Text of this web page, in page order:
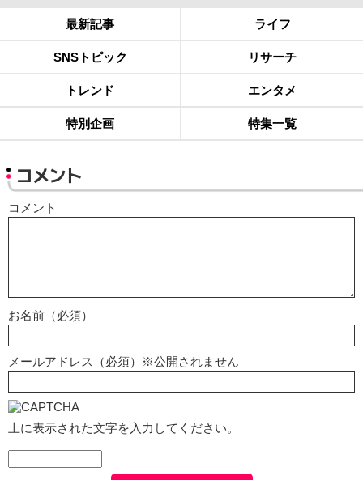
最新記事 ライフ
SNSトピック リサーチ
トレンド エンタメ
特別企画 特集一覧
コメント
コメント
お名前（必須）
メールアドレス（必須）※公開されません
上に表示された文字を入力してください。